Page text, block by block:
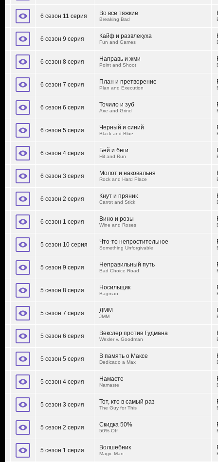
6 сезон 11 серия Во все тяжкие
Breaking Bad
6 сезон 9 серия Кайф и развлекуха
Fun and Games
6 сезон 8 серия Направь и жми
Point and Shoot
6 сезон 7 серия План и претворение
Plan and Execution
6 сезон 6 серия Точило и зуб
Axe and Grind
6 сезон 5 серия Черный и синий
Black and Blue
6 сезон 4 серия Бей и беги
Hit and Run
6 сезон 3 серия Молот и наковальня
Rock and Hard Place
6 сезон 2 серия Кнут и пряник
Carrot and Stick
6 сезон 1 серия Вино и розы
Wine and Roses
5 сезон 10 серия Что-то непростительное
Something Unforgivable
5 сезон 9 серия Неправильный путь
Bad Choice Road
5 сезон 8 серия Носильщик
Bagman
5 сезон 7 серия ДММ
JMM
5 сезон 6 серия Векслер против Гудмана
Wexler v. Goodman
5 сезон 5 серия В память о Максе
Dedicado a Max
5 сезон 4 серия Намасте
Namaste
5 сезон 3 серия Тот, кто в самый раз
The Guy for This
5 сезон 2 серия Скидка 50%
50% Off
5 сезон 1 серия Волшебник
Magic Man